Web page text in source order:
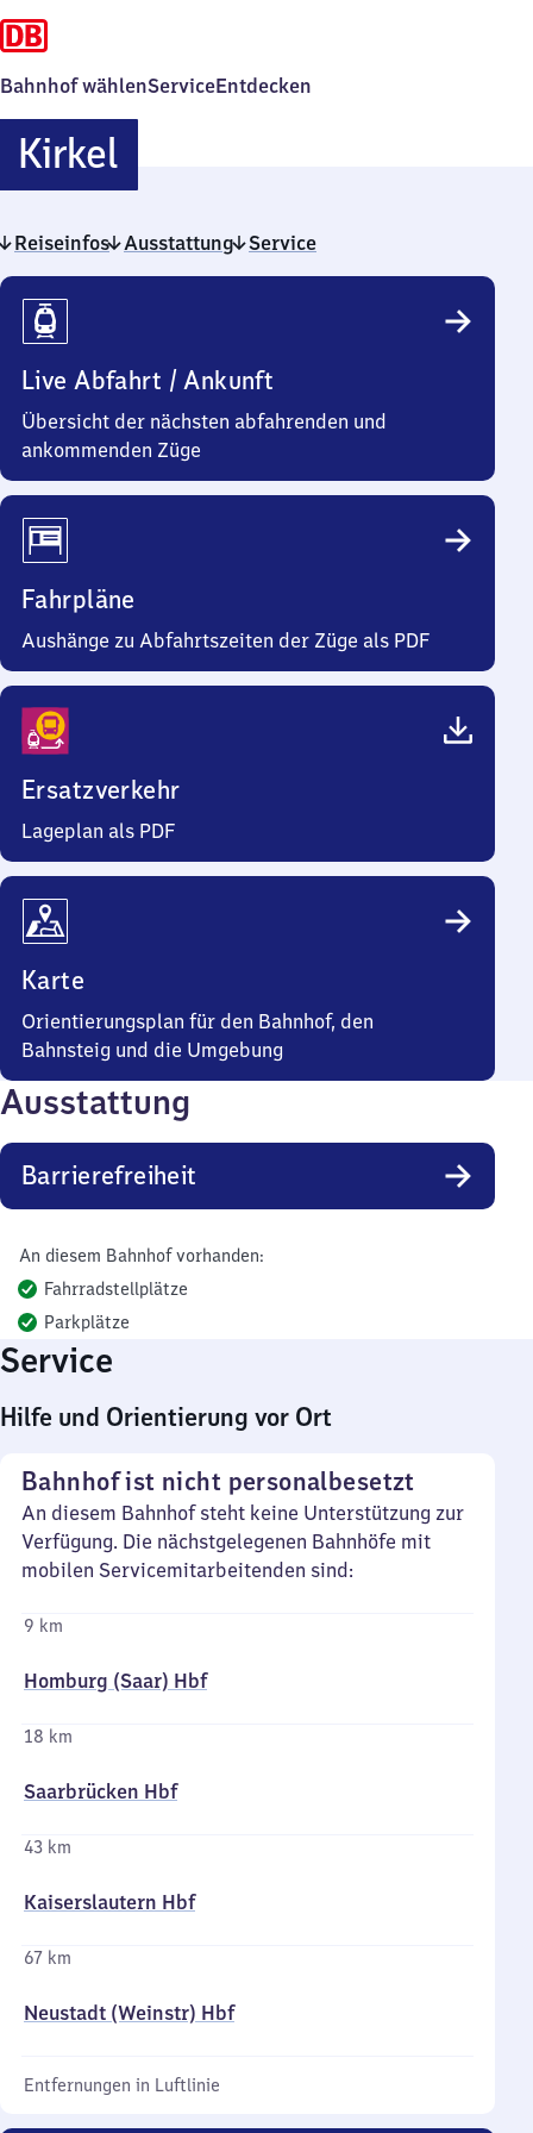
Bahnhof wählenServiceEntdecken
KirkelKirkel
Reiseinfos Ausstattung Service
Reiseinfos
Live Abfahrt / Ankunft
Übersicht der nächsten abfahrenden und
ankommenden Züge
Fahrpläne
Aushänge zu Abfahrtszeiten der Züge als PDF
Ersatzverkehr
Lageplan als PDF
Karte
Orientierungsplan für den Bahnhof, den
Bahnsteig und die Umgebung
Ausstattung
Barrierefreiheit
An diesem Bahnhof vorhanden:
Fahrradstellplätze
Parkplätze
Service
Hilfe und Orientierung vor Ort
Bahnhof ist nicht personalbesetzt
An diesem Bahnhof steht keine Unterstützung zur
Verfügung. Die nächstgelegenen Bahnhöfe mit
mobilen Servicemitarbeitenden sind:
9 km
Homburg (Saar) Hbf
18 km
Saarbrücken Hbf
43 km
Kaiserslautern Hbf
67 km
Neustadt (Weinstr) Hbf
Entfernungen in Luftlinie